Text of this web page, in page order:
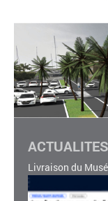
ACTUALITES
Livraison du